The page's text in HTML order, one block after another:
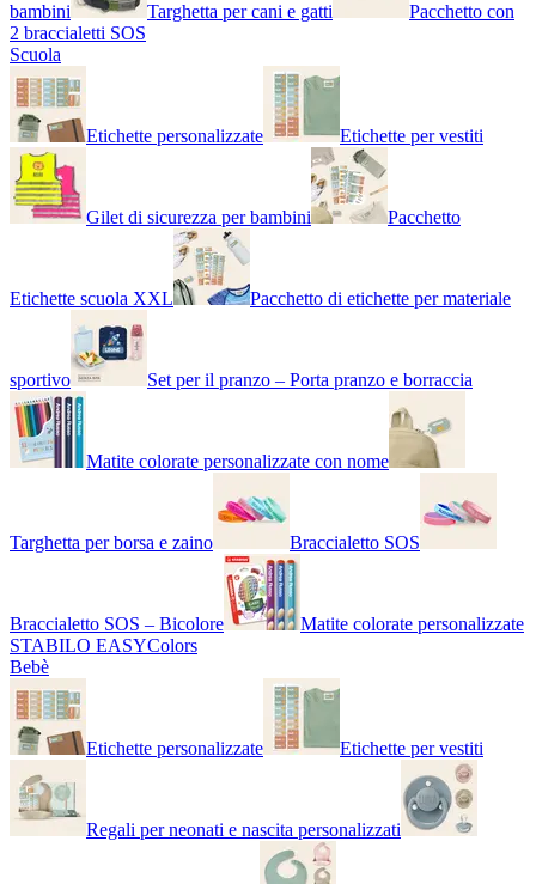
bambini Targhetta per cani e gatti
Pacchetto con
2 braccialetti SOS
Scuola
Etichette personalizzate Etichette per vestiti
Gilet di sicurezza per bambini Pacchetto
Etichette scuola XXL Pacchetto di etichette per materiale
sportivo Set per il pranzo – Porta pranzo e borraccia
Matite colorate personalizzate con nome
Targhetta per borsa e zaino Braccialetto SOS
Braccialetto SOS – Bicolore
Matite colorate personalizzate
STABILO EASYColors
Bebè
Etichette personalizzate Etichette per vestiti
Regali per neonati e nascita personalizzati